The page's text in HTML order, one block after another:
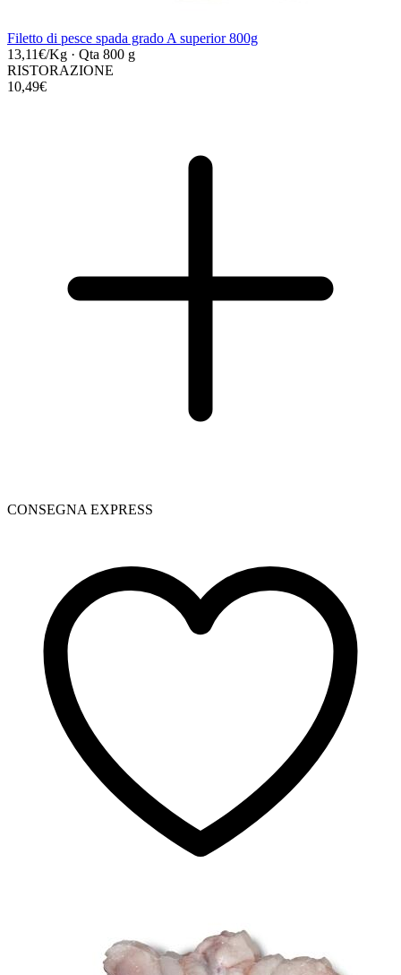
Filetto di pesce spada grado A superior 800g
13,11€/Kg · Qta 800 g
RISTORAZIONE
10,49€
CONSEGNA EXPRESS